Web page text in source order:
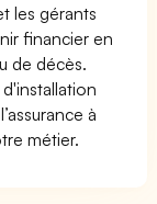
les gérants
financier en
de décès.
à
métier.